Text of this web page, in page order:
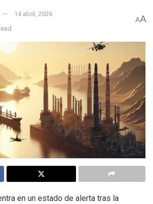
14 abril, 2026
AA
en un estado de alerta tras la